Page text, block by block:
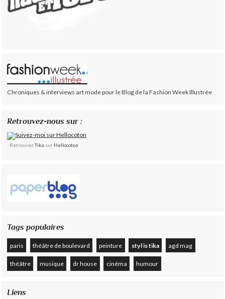
Chroniques & interviews art mode pour le Blog de la Fashion Week Illustrée
Retrouvez-nous sur :
RetrouvezTika sur Hellocoton
Tags populaires
paris théâtre de boulevard peinture styl is tika agd mag
théâtre musique dr house cinéma humour
Liens